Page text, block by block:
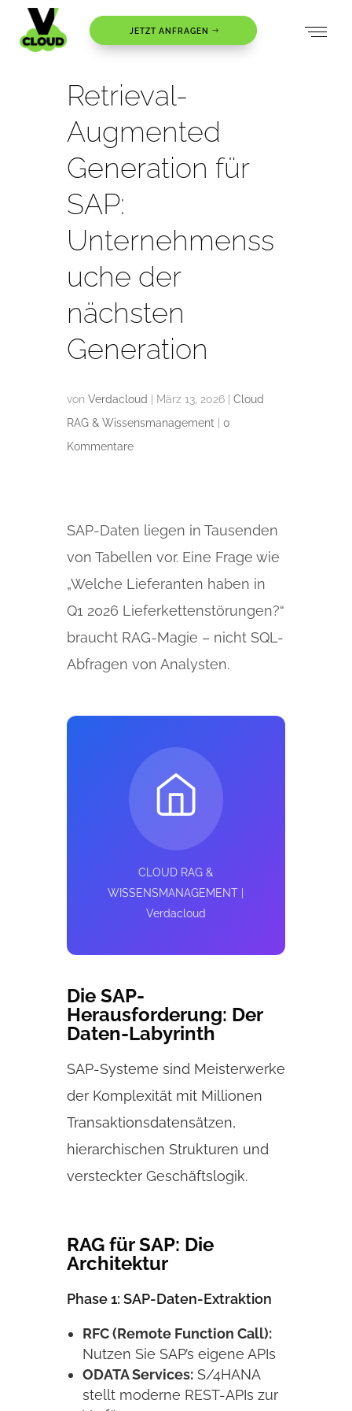
JETZT ANFRAGEN
Retrieval-
Augmented
Generation für
SAP:
Unternehmenss
uche der
nächsten
Generation
von Verdacloud März 13, 2026| Cloud
RAG & Wissensmanagement
0
Kommentare
SAP-Daten liegen in Tausenden
von Tabellen vor. Eine Frage wie
„Welche Lieferanten haben in
Q1 2026 Lieferkettenstörungen?“
braucht RAG-Magie – nicht SQL-
Abfragen von Analysten.
CLOUD RAG &
WISSENSMANAGEMENT |
Verdacloud
Die SAP-
Herausforderung: Der
Daten-Labyrinth
SAP-Systeme sind Meisterwerke
der Komplexität mit Millionen
Transaktionsdatensätzen,
hierarchischen Strukturen und
versteckter Geschäftslogik.
RAG für SAP: Die
Architektur
Phase 1: SAP-Daten-Extraktion
RFC (Remote Function Call):
Nutzen Sie SAP’s eigene APIs
ODATA Services:S/4HANA
stellt moderne REST-APIs zur